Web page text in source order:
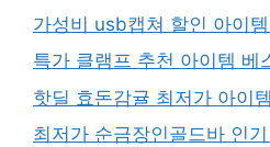
가성비 usb캡쳐 할인 아이
특가 클램프 추천 아이템 베
핫딜 효돈감귤 최저가 아이
최저가 순금장인골드바 인